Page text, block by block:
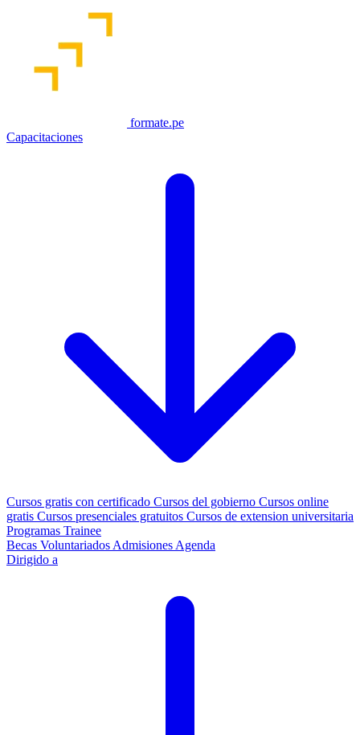
formate.pe
Capacitaciones
Cursos gratis con certificado Cursos del gobierno Cursos online
gratis Cursos presenciales gratuitos Cursos de extension universitaria
Programas Trainee
Becas Voluntariados Admisiones Agenda
Dirigido a